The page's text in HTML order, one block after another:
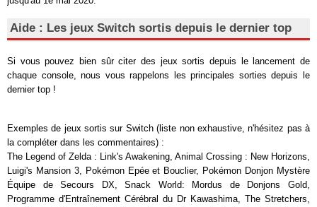
Aide : Les jeux Switch sortis depuis le dernier top
Si vous pouvez bien sûr citer des jeux sortis depuis le lancement de
chaque console, nous vous rappelons les principales sorties depuis le
dernier top !
Exemples de jeux sortis sur Switch (liste non exhaustive, n'hésitez pas à
la compléter dans les commentaires) :
The Legend of Zelda : Link's Awakening, Animal Crossing : New Horizons,
Luigi's Mansion 3, Pokémon Epée et Bouclier, Pokémon Donjon Mystère
Équipe de Secours DX, Snack World: Mordus de Donjons Gold,
Programme d'Entraînement Cérébral du Dr Kawashima, The Stretchers,